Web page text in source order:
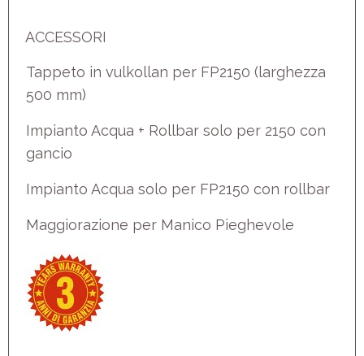
ACCESSORI
Tappeto in vulkollan per FP2150 (larghezza
500 mm)
Impianto Acqua + Rollbar solo per 2150 con
gancio
Impianto Acqua solo per FP2150 con rollbar
Maggiorazione per Manico Pieghevole